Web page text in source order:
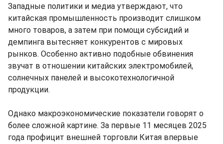
Западные политики и медиа утверждают, что
китайская промышленность производит слишком
много товаров, а затем при помощи субсидий и
демпинга вытесняет конкурентов с мировых
рынков. Особенно активно подобные обвинения
звучат в отношении китайских электромобилей,
солнечных панелей и высокотехнологичной
продукции.
Однако макроэкономические показатели говорят о
более сложной картине. За первые 11 месяцев 2025
года профицит внешней торговли Китая впервые